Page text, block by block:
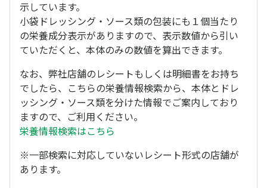
示しています。
小袋ドレッシング・ソース類の包装にも１個当たり
の栄養成分表示がありますので、表示数値から引い
ていただくと、本体のみの数値を算出できます。
なお、弊社店舗のレシートもしくは明細書をお持ち
でしたら、こちらの栄養情報検索から、本体とドレ
ッシング・ソース類を分けた情報でご案内しており
ますので、ご利用ください。
栄養情報検索はこちら
※一部検索に対応していないレシート形式の店舗が
あります。